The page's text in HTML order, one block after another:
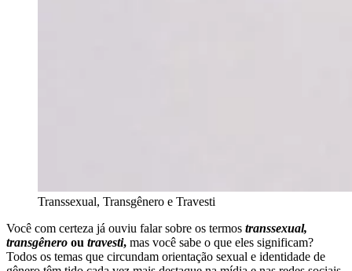
Transsexual, Transgênero e Travesti
Você com certeza já ouviu falar sobre os termos transsexual,
transgênero ou travesti, mas você sabe o que eles significam?
Todos os temas que circundam orientação sexual e identidade de